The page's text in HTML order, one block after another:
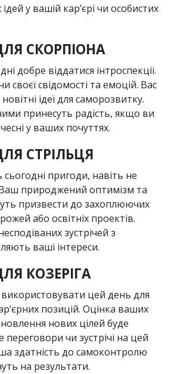
у вашій кар’єрі чи особистих
СКОРПІОНА
добре віддатися інтроспекції.
своєї свідомості та емоцій. Вас
ідеї для саморозвитку.
принесуть радість, якщо ви
у ваших почуттях.
СТРІЛЬЦЯ
сьогодні пригоди, навіть не
природжений оптимізм та
призвести до захоплюючих
або освітніх проектів.
зустрічей з
ваші інтереси.
КОЗЕРІГА
цей день для
позицій. Оцінка ваших
нових цілей буде
переговори чи зустрічі на цей
здатність до самоконтролю
на результати.